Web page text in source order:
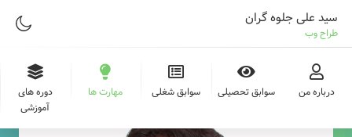
سید علی جلوه گران
طراح وب
درباره من سوابق تحصیلی سوابق شغلی مهارت ها
دوره های
آموزشی